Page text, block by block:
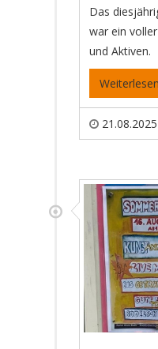
Das
war ein
und Aktiven.
Weiterlesen
21.08.2025